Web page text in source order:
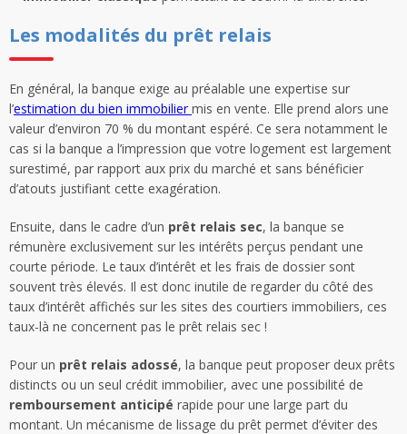
Les modalités du prêt relais
En général, la banque exige au préalable une expertise sur
l’estimation du bien immobiliermis en vente. Elle prend alors une
valeur d’environ 70 % du montant espéré. Ce sera notamment le
cas si la banque a l’impression que votre logement est largement
surestimé, par rapport aux prix du marché et sans bénéficier
d’atouts justifiant cette exagération.
Ensuite, dans le cadre d’un prêt relais sec, la banque se
rémunère exclusivement sur les intérêts perçus pendant une
courte période. Le taux d’intérêt et les frais de dossier sont
souvent très élevés. Il est donc inutile de regarder du côté des
taux d’intérêt affichés sur les sites des courtiers immobiliers, ces
taux-là ne concernent pas le prêt relais sec !
Pour un prêt relais adossé, la banque peut proposer deux prêts
distincts ou un seul crédit immobilier, avec une possibilité de
remboursement anticipé rapide pour une large part du
montant. Un mécanisme de lissage du prêt permet d’éviter des